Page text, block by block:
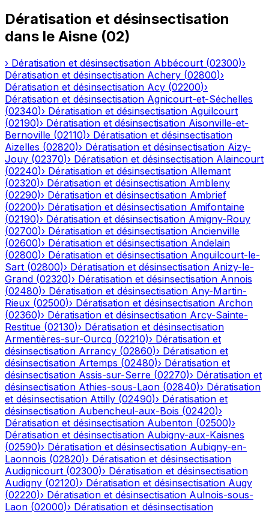
Dératisation et désinsectisation
dans le Aisne (02)
› Dératisation et désinsectisation Abbécourt (02300)›
Dératisation et désinsectisation Achery (02800)›
Dératisation et désinsectisation Acy (02200)›
Dératisation et désinsectisation Agnicourt-et-Séchelles
(02340)› Dératisation et désinsectisation Aguilcourt
(02190)› Dératisation et désinsectisation Aisonville-et-
Bernoville (02110)› Dératisation et désinsectisation
Aizelles (02820)› Dératisation et désinsectisation Aizy-
Jouy (02370)› Dératisation et désinsectisation Alaincourt
(02240)› Dératisation et désinsectisation Allemant
(02320)› Dératisation et désinsectisation Ambleny
(02290)› Dératisation et désinsectisation Ambrief
(02200)› Dératisation et désinsectisation Amifontaine
(02190)› Dératisation et désinsectisation Amigny-Rouy
(02700)› Dératisation et désinsectisation Ancienville
(02600)› Dératisation et désinsectisation Andelain
(02800)› Dératisation et désinsectisation Anguilcourt-le-
Sart (02800)› Dératisation et désinsectisation Anizy-le-
Grand (02320)› Dératisation et désinsectisation Annois
(02480)› Dératisation et désinsectisation Any-Martin-
Rieux (02500)› Dératisation et désinsectisation Archon
(02360)› Dératisation et désinsectisation Arcy-Sainte-
Restitue (02130)› Dératisation et désinsectisation
Armentières-sur-Ourcq (02210)› Dératisation et
désinsectisation Arrancy (02860)› Dératisation et
désinsectisation Artemps (02480)› Dératisation et
désinsectisation Assis-sur-Serre (02270)› Dératisation et
désinsectisation Athies-sous-Laon (02840)› Dératisation
et désinsectisation Attilly (02490)› Dératisation et
désinsectisation Aubencheul-aux-Bois (02420)›
Dératisation et désinsectisation Aubenton (02500)›
Dératisation et désinsectisation Aubigny-aux-Kaisnes
(02590)› Dératisation et désinsectisation Aubigny-en-
Laonnois (02820)› Dératisation et désinsectisation
Audignicourt (02300)› Dératisation et désinsectisation
Audigny (02120)› Dératisation et désinsectisation Augy
(02220)› Dératisation et désinsectisation Aulnois-sous-
Laon (02000)› Dératisation et désinsectisation